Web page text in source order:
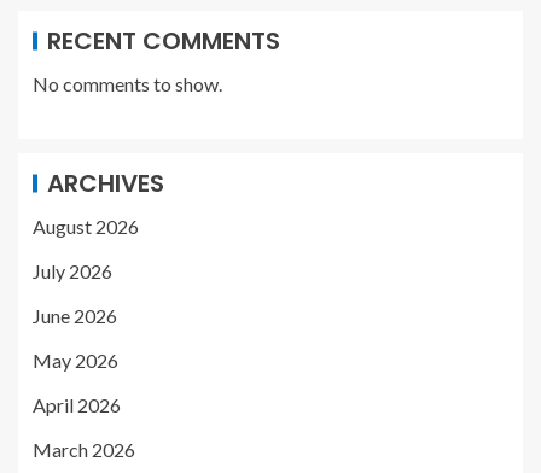
RECENT COMMENTS
No comments to show.
ARCHIVES
August 2026
July 2026
June 2026
May 2026
April 2026
March 2026